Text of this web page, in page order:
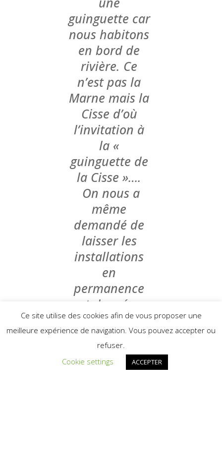
guinguette car
nous habitons
en bord de
rivière. Ce
n’est pas la
Marne mais la
Cisse d’où
l’invitation à
la «
guinguette de
la Cisse »….
On nous a
même
demandé de
laisser les
installations
en
permanence
et de créer
une
guinguette
permanente….
.
Ce site utilise des cookies afin de vous proposer une
meilleure expérience de navigation. Vous pouvez accepter ou
refuser.
Cookie settings
ACCEPTER